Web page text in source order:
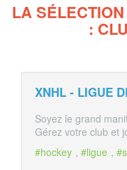
LA SÉLECTION
:
XNHL - LIGUE
Soyez le grand
Gérez votre club et
#hockey , #ligue ,